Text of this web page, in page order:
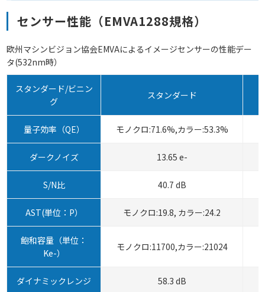
センサー性能（EMVA1288規格）
欧州マシンビジョン協会EMVAによるイメージセンサーの性能デー
タ(532nm時）
スタンダード/ビニン
グ
スタンダード
量子効率（QE） モノクロ:71.6%,カラー:53.3%
ダークノイズ 13.65 e-
S/N比 40.7 dB
AST(単位：P） モノクロ:19.8, カラー:24.2
飽和容量（単位：
Ke-）
モノクロ:11700,カラー:21024
ダイナミックレンジ
58.3 dB